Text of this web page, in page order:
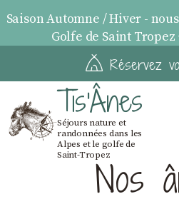
Saison Automne / Hiver -
Golfe de Saint Tropez
Réservez
Tis'Ânes
Séjours nature et
randonnées dans les
Alpes et le golfe de
Saint-TropezNos